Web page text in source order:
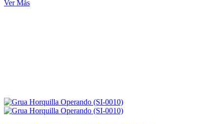
Ver Más